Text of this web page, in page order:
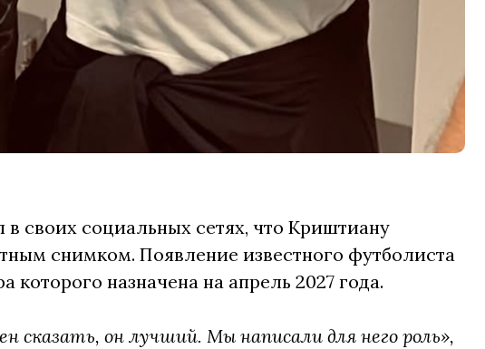
своих социальных сетях, что Криштиану
снимком. Появление известного футболиста
назначена на апрель 2027 года.
сказать, он лучший. Мы написали для него роль»,